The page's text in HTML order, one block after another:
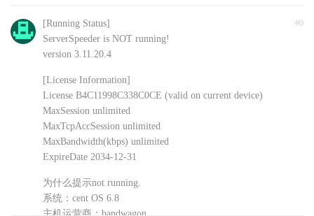
#0
[Running Status]
ServerSpeeder is NOT running!
version 3.11.20.4
[License Information]
License B4C11998C338C0CE (valid on current device)
MaxSession unlimited
MaxTcpAccSession unlimited
MaxBandwidth(kbps) unlimited
ExpireDate 2034-12-31
为什么提示not running.
系统：cent OS 6.8
主机运营商：bandwagon